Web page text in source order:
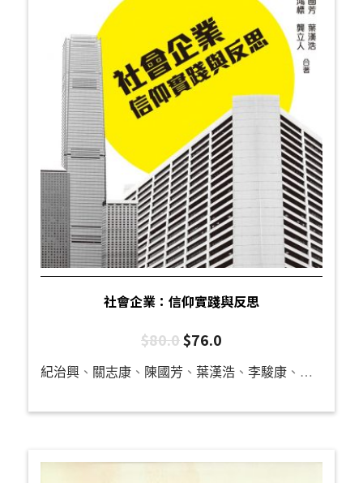
社會企業：信仰實踐與反思
$80.0$76.0
紀治興 、 關志康 、 陳國芳 、 葉漢浩 、 李駿康 、 葉菁華